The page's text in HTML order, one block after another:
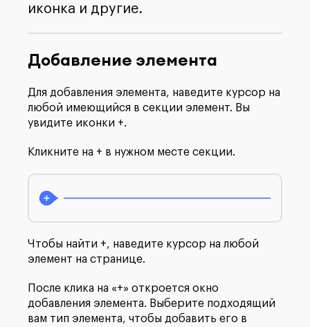
иконка и другие.
Добавление элемента
Для добавления элемента, наведите курсор на
любой имеющийся в секции элемент. Вы
увидите иконки +.
Кликните на + в нужном месте секции.
Чтобы найти +, наведите курсор на любой
элемент на странице.
После клика на «+» откроется окно
добавления элемента. Выберите подходящий
вам тип элемента, чтобы добавить его в